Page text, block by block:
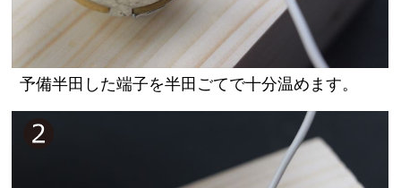
予備半田した端子を半田ごてで十分温めます。